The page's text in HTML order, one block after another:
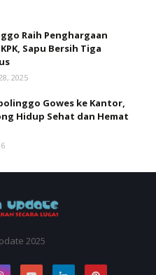
Raih Penghargaan
Sapu Bersih Tiga
2025
Gowes ke Kantor,
Hidup Sehat dan Hemat
2025